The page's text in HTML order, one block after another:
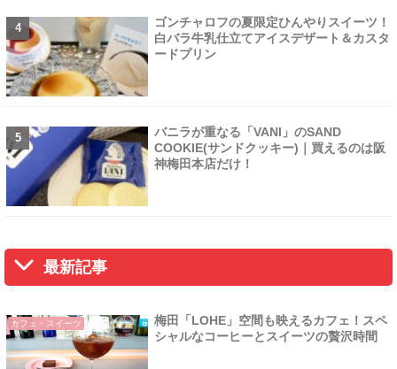
ゴンチャロフの夏限定ひんやりスイーツ！
白バラ牛乳仕立てアイスデザート＆カスタ
ードプリン
バニラが重なる「VANI」のSAND
COOKIE(サンドクッキー)｜買えるのは阪
神梅田本店だけ！
最新記事
カフェ・スイーツ
梅田「LOHE」空間も映えるカフェ！スペ
シャルなコーヒーとスイーツの贅沢時間